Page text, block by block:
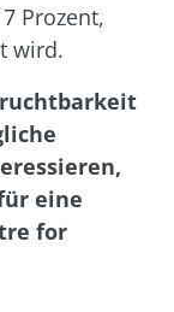
Prozent,
wird.
eine
for